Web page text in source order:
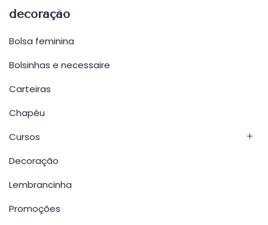
decoração
Bolsa feminina
Bolsinhas e necessaire
Carteiras
Chapéu
Cursos
Decoração
Lembrancinha
Promoções